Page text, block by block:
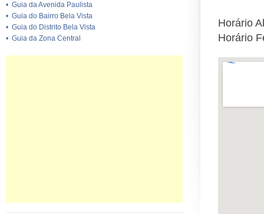
• Guia da Avenida Paulista
• Guia do Bairro Bela Vista
• Guia do Distrito Bela Vista
• Guia da Zona Central
Horário
Horário